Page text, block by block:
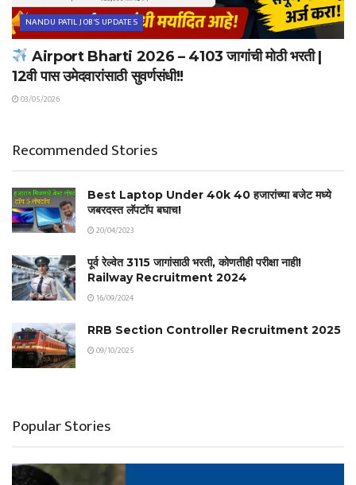
NANDU PATIL JOB'S UPDATES
Airport Bharti 2026 – 4103 जागांची मोठी भरती |
12वी पास उमेदवारांसाठी सुवर्णसंधी!!
03/05/2026
Recommended Stories
Best Laptop Under 40k 40 हजारांच्या बजेट मध्ये
जबरदस्त लॅपटॉप बघाच!
20/04/2023
पूर्व रेल्वेत 3115 जागांसाठी भरती, कोणतीही परीक्षा नाही!
Railway Recruitment 2024
16/09/2024
RRB Section Controller Recruitment 2025
09/10/2025
Popular Stories